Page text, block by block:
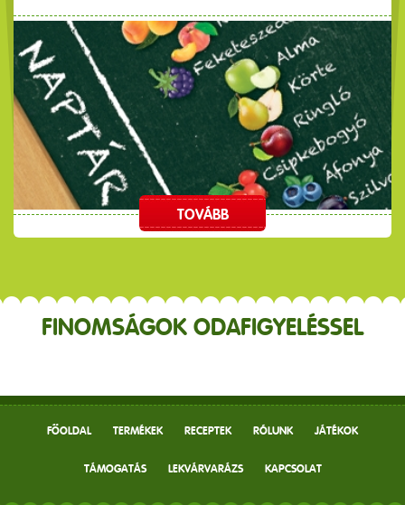
TOVÁBB
FINOMSÁGOK ODAFIGYELÉSSEL
FŐOLDAL TERMÉKEK RECEPTEK RÓLUNK JÁTÉKOK
TÁMOGATÁS LEKVÁRVARÁZS KAPCSOLAT